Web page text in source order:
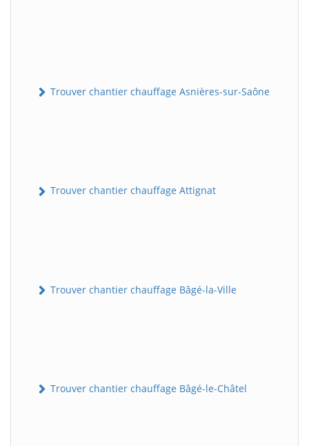
Trouver chantier chauffage Asnières-sur-Saône
Trouver chantier chauffage Attignat
Trouver chantier chauffage Bâgé-la-Ville
Trouver chantier chauffage Bâgé-le-Châtel